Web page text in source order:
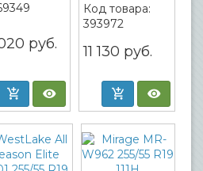
руб.
Код товара:
393972
11 130 руб.